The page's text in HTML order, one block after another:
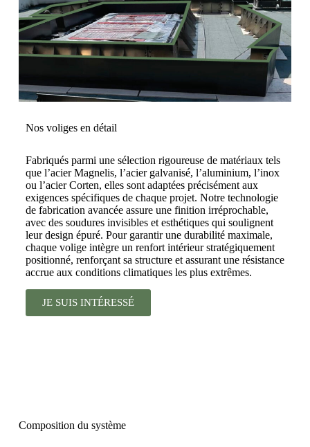
Nos voliges en détail
Fabriqués parmi une sélection rigoureuse de matériaux tels
que l’acier Magnelis, l’acier galvanisé, l’aluminium, l’inox
ou l’acier Corten, elles sont adaptées précisément aux
exigences spécifiques de chaque projet. Notre technologie
de fabrication avancée assure une finition irréprochable,
avec des soudures invisibles et esthétiques qui soulignent
leur design épuré. Pour garantir une durabilité maximale,
chaque volige intègre un renfort intérieur stratégiquement
positionné, renforçant sa structure et assurant une résistance
accrue aux conditions climatiques les plus extrêmes.
JE SUIS INTÉRESSÉ
Composition du système